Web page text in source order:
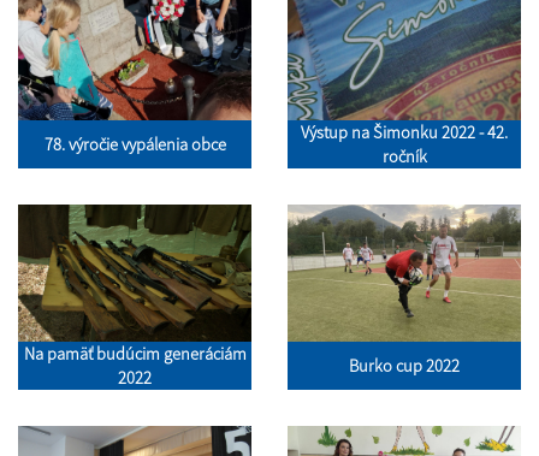
78. výročie vypálenia obce
Výstup na Šimonku 2022 - 42.
ročník
Na pamäť budúcim generáciám
2022
Burko cup 2022